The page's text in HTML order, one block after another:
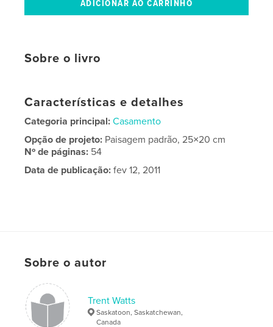
Sobre o livro
Características e detalhes
Categoria principal: Casamento
Opção de projeto: Paisagem padrão, 25×20 cm
Nº de páginas: 54
Data de publicação: fev 12, 2011
Sobre o autor
Trent Watts
Saskatoon, Saskatchewan,
Canada